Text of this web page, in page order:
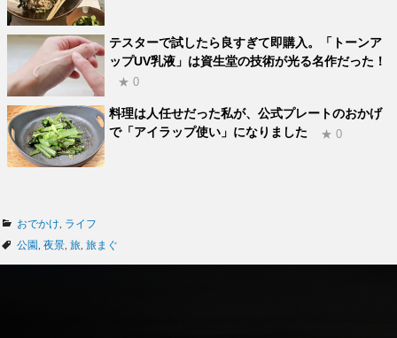
テスターで試したら良すぎて即購入。「トーンア
ップUV乳液」は資生堂の技術が光る名作だった！
★ 0
料理は人任せだった私が、公式プレートのおかげ
で「アイラップ使い」になりました
★ 0
カ
テ
おでかけ
ライフ
タ
公園 夜景 旅 旅まぐ